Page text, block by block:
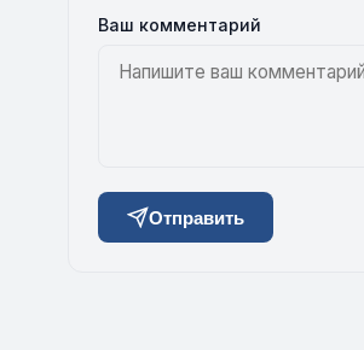
Ваш комментарий
Отправить